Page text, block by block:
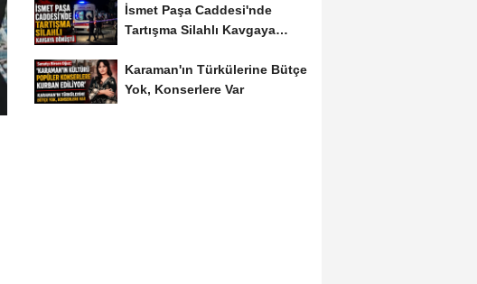
İsmet Paşa Caddesi'nde
Tartışma Silahlı Kavgaya
Karaman'ın Türkülerine Bütçe
Yok, Konserlere Var